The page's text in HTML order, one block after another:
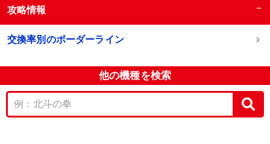
攻略情報 −
交換率別のボーダーライン
他の機種を検索